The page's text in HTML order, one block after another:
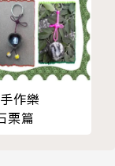
作樂
栗篇